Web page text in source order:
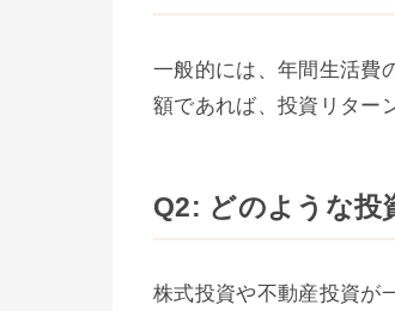
一般的には、年間生活費
額であれば、投資リター
Q2: どのような投
株式投資や不動産投資が